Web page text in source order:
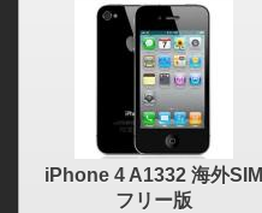
iPhone 4 A1332 海外SIM
フリー版